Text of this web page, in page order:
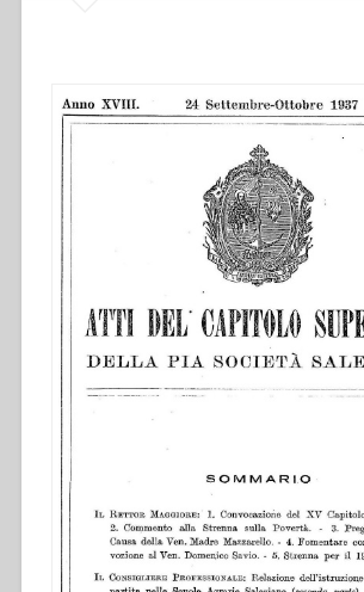
Ispettorie:
Congo
Sud
Africa,
Orientale,
Spagna,
Africa
Nord,
Antille
e
Messico,
Paraguay,
Uruguay.
–
Presentazione
delle